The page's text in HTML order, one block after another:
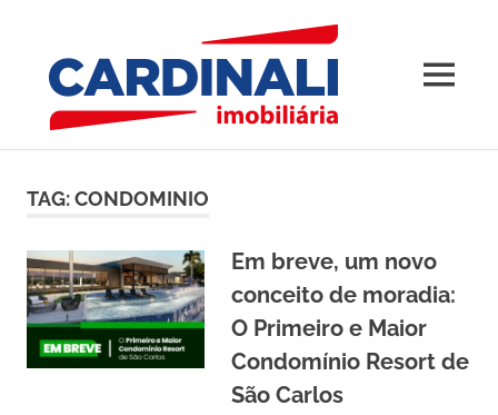
MENU
TAG:CONDOMINIO
Em breve, um novo
conceito de moradia:
O Primeiro e Maior
Condomínio Resort de
São Carlos